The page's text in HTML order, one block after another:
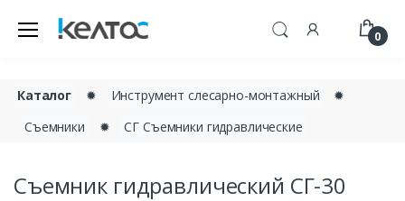
0
Каталог ✹ Инструмент слесарно-монтажный
✹
Съемники
✹ СГ Съемники гидравлические
Съемник гидравлический СГ-30